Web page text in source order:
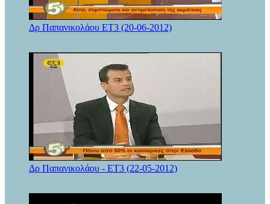
Δρ Παπανικολάου ΕΤ3 (20-06-2012)
Δρ Παπανικολάου - ΕΤ3 (22-05-2012)